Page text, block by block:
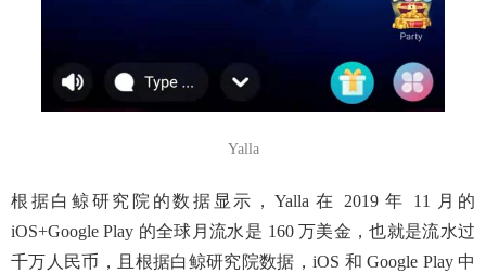
Yalla
根据白鲸研究院的数据显示，Yalla 在 2019 年 11 月的
iOS+Google Play 的全球月流水是 160 万美金，也就是流水过
千万人民币，且根据白鲸研究院数据，iOS 和 Google Play 中